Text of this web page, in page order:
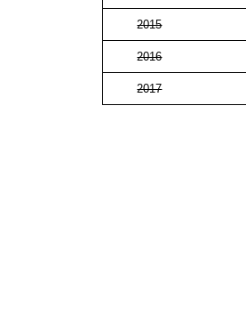
2015
2016
2017